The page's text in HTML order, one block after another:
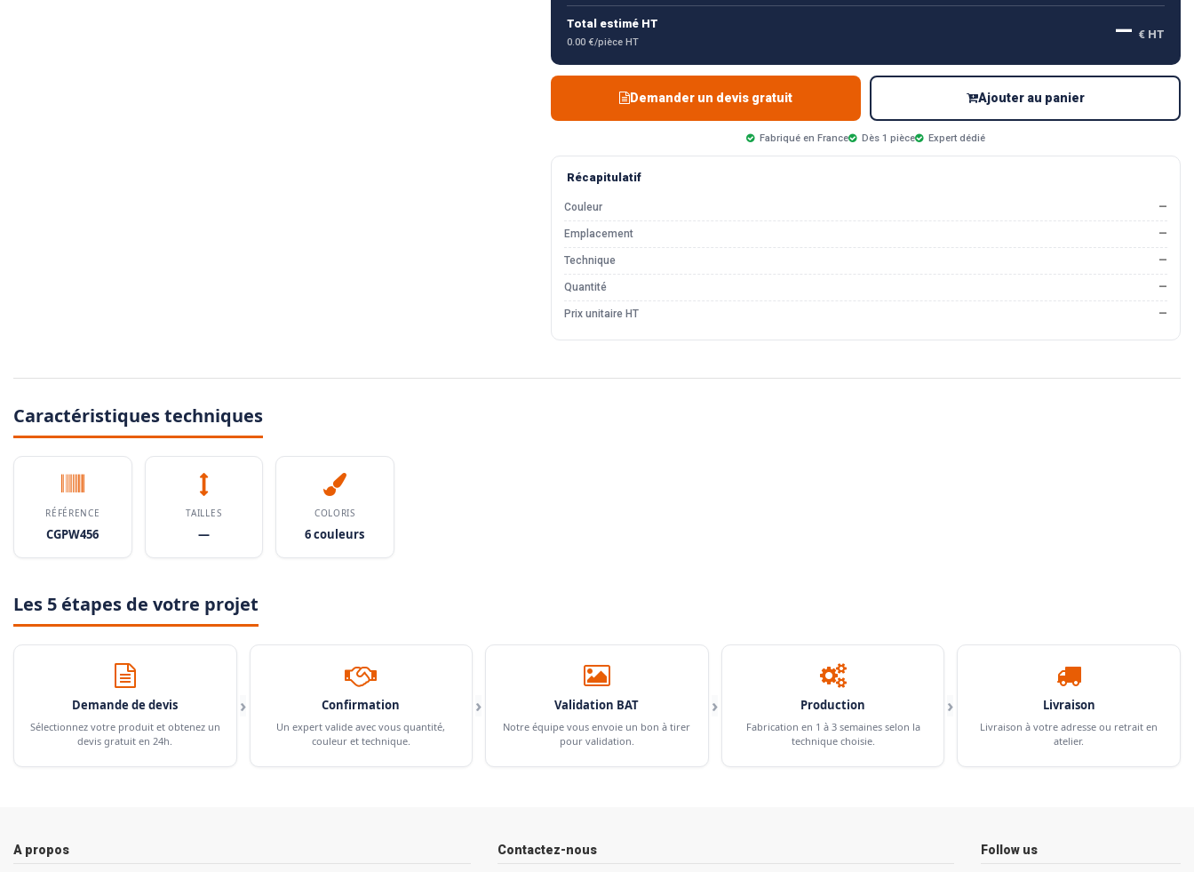
Total estimé HT
0.00 €/pièce HT — € HT
Demander un devis gratuit Ajouter au panier
Fabriqué en France Dès 1 pièce Expert dédié
Récapitulatif
Couleur —
Emplacement —
Technique —
Quantité —
Prix unitaire HT —
Caractéristiques techniques
RÉFÉRENCE
CGPW456
TAILLES
—
COLORIS
6 couleurs
Les 5 étapes de votre projet
Demande de devis
Sélectionnez votre produit et obtenez un
devis gratuit en 24h.
› Confirmation
Un expert valide avec vous quantité,
couleur et technique.
› Validation BAT
Notre équipe vous envoie un bon à tirer
pour validation.
› Production
Fabrication en 1 à 3 semaines selon la
technique choisie.
› Livraison
Livraison à votre adresse ou retrait en
atelier.
A propos Contactez-nous Follow us